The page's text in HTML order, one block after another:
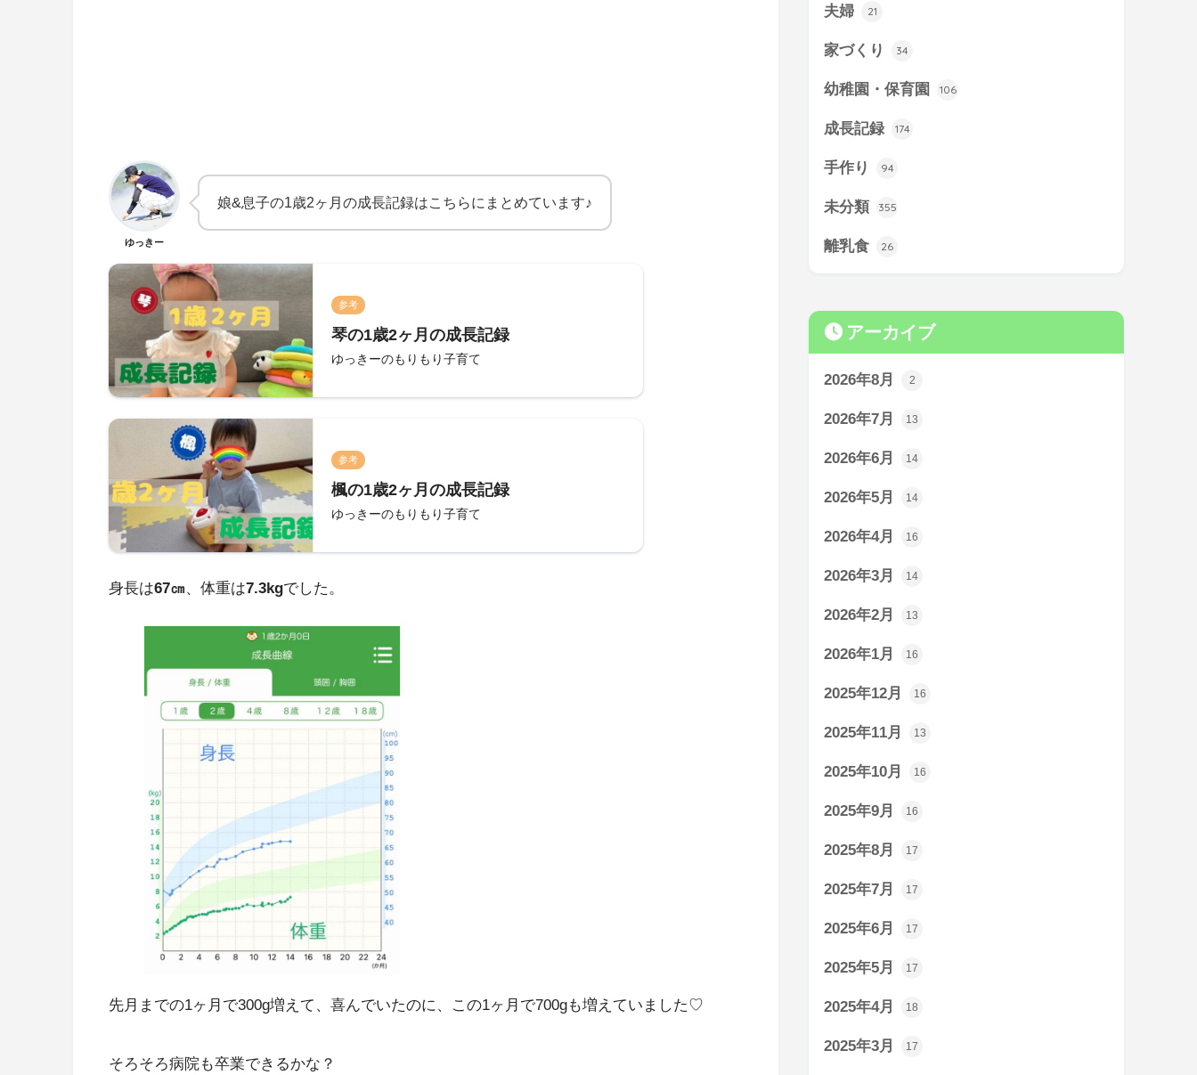
ゆっきー
娘&息子の1歳2ヶ月の成長記録はこちらにまとめています♪
参考
琴の1歳2ヶ月の成長記録
ゆっきーのもりもり子育て
参考
楓の1歳2ヶ月の成長記録
ゆっきーのもりもり子育て
身長は67㎝、体重は7.3kgでした。
先月までの1ヶ月で300g増えて、喜んでいたのに、この1ヶ月で700gも増えていました♡
そろそろ病院も卒業できるかな？
夫婦 21
家づくり 34
幼稚園・保育園 106
成長記録 174
手作り 94
未分類 355
離乳食 26
アーカイブ
2026年8月 2
2026年7月 13
2026年6月 14
2026年5月 14
2026年4月 16
2026年3月 14
2026年2月 13
2026年1月 16
2025年12月 16
2025年11月 13
2025年10月 16
2025年9月 16
2025年8月 17
2025年7月 17
2025年6月 17
2025年5月 17
2025年4月 18
2025年3月 17